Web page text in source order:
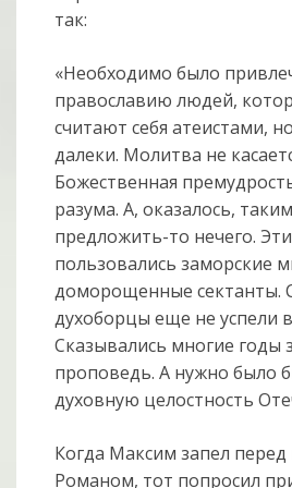
так:
«Необходимо было
православию людей,
считают себя атеистами,
далеки. Молитва не
Божественная
разума. А, оказалось,
предложить-то нечего.
пользовались заморские
доморощенные сектанты.
духоборцы еще не успели
Сказывались многие годы
проповедь. А нужно было
духовную целостность
Когда Максим запел
Романом, тот попросил